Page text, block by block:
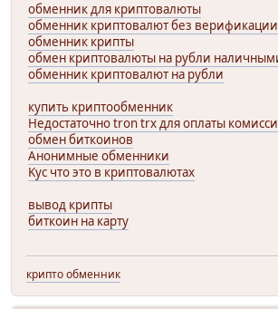
обменник для криптовалюты
обменник криптовалют без верификации
обменник крипты
обмен криптовалюты на рубли
обменник криптовалют на рубли
купить криптообменник
Недостаточно tron trx для оплаты
обмен биткоинов
Анонимные обменники
Kyc что это в криптовалютах
вывод крипты
биткоин на карту
крипто обменник